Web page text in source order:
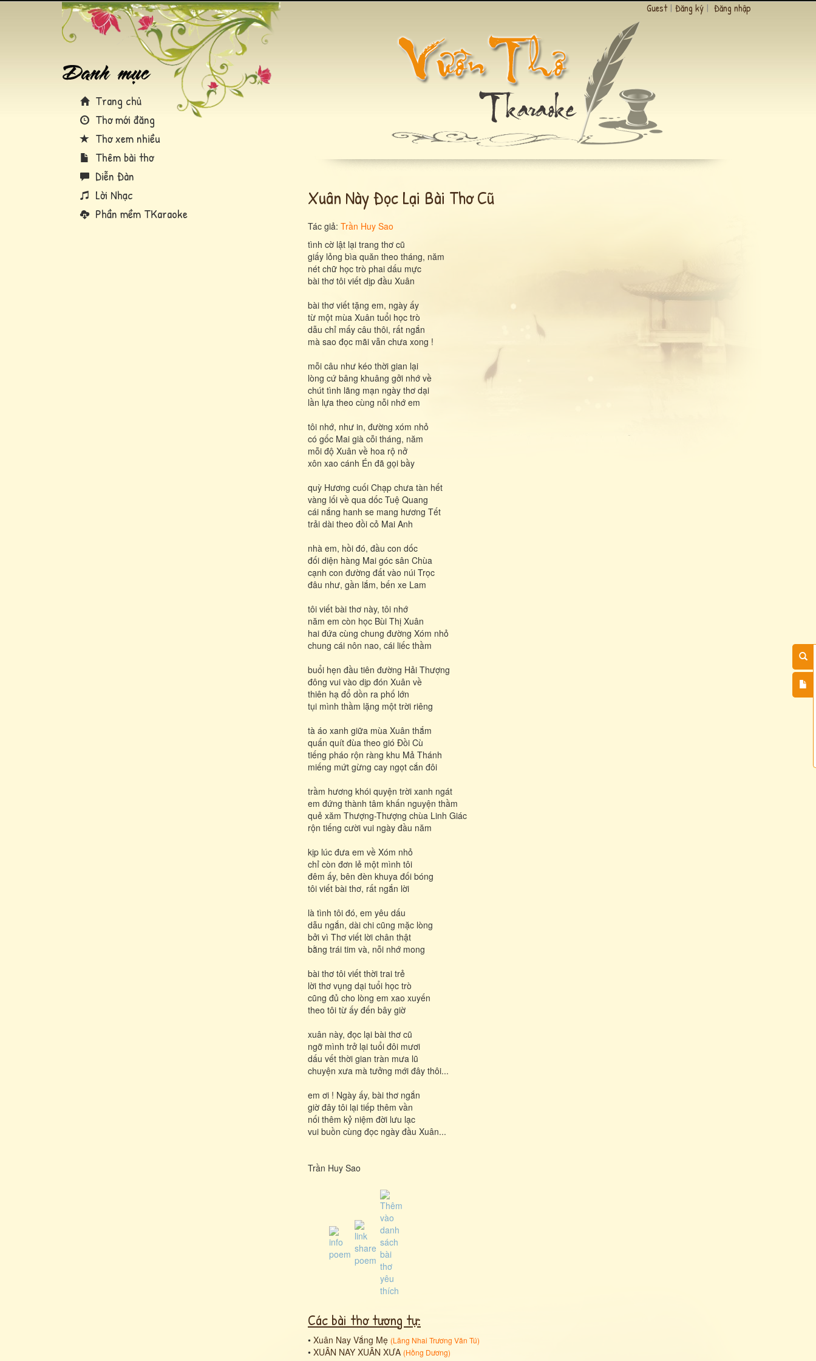
Trang chủ
Thơ mới đăng
Thơ xem nhiều
Thêm bài thơ
Diễn Đàn
Lời Nhạc
Phần mềm TKaraoke
Guest | Đăng ký | Đăng nhập
Xuân Này Đọc Lại Bài Thơ Cũ
Tác giả: Trần Huy Sao
tình cờ lật lại trang thơ cũ
giấy lỏng bìa quăn theo tháng, năm
nét chữ học trò phai dấu mực
bài thơ tôi viết dịp đầu Xuân
bài thơ viết tặng em, ngày ấy
từ một mùa Xuân tuổi học trò
dẫu chỉ mấy câu thôi, rất ngắn
mà sao đọc mãi vẫn chưa xong !
mỗi câu như kéo thời gian lại
lòng cứ bâng khuâng gởi nhớ về
chút tình lãng mạn ngày thơ dại
lần lựa theo cùng nỗi nhớ em
tôi nhớ, như in, đường xóm nhỏ
có gốc Mai già cỗi tháng, năm
mỗi độ Xuân về hoa rộ nở
xôn xao cánh Én đã gọi bầy
quỳ Hương cuối Chạp chưa tàn hết
vàng lối về qua dốc Tuệ Quang
cái nắng hanh se mang hương Tết
trải dài theo đồi cỏ Mai Anh
nhà em, hồi đó, đầu con dốc
đối diện hàng Mai góc sân Chùa
cạnh con đường đất vào núi Trọc
đâu như, gần lắm, bến xe Lam
tôi viết bài thơ này, tôi nhớ
năm em còn học Bùi Thị Xuân
hai đứa cùng chung đường Xóm nhỏ
chung cái nôn nao, cái liếc thầm
buổi hẹn đầu tiên đường Hải Thượng
đông vui vào dịp đón Xuân về
thiên hạ đổ dồn ra phố lớn
tụi mình thầm lặng một trời riêng
tà áo xanh giữa mùa Xuân thắm
quấn quít đùa theo gió Đồi Cù
tiếng pháo rộn ràng khu Mả Thánh
miếng mứt gừng cay ngọt cắn đôi
trầm hương khói quyện trời xanh ngát
em đứng thành tâm khấn nguyện thầm
quẻ xăm Thượng-Thượng chùa Linh Giác
rộn tiếng cười vui ngày đầu năm
kịp lúc đưa em về Xóm nhỏ
chỉ còn đơn lẻ một mình tôi
đêm ấy, bên đèn khuya đối bóng
tôi viết bài thơ, rất ngắn lời
là tình tôi đó, em yêu dấu
dẫu ngắn, dài chi cũng mặc lòng
bởi vì Thơ viết lời chân thật
bằng trái tim và, nỗi nhớ mong
bài thơ tôi viết thời trai trẻ
lời thơ vụng dại tuổi học trò
cũng đủ cho lòng em xao xuyến
theo tôi từ ấy đến bây giờ
xuân này, đọc lại bài thơ cũ
ngỡ mình trở lại tuổi đôi mươi
dấu vết thời gian tràn mưa lũ
chuyện xưa mà tưởng mới đây thôi...
em ơi ! Ngày ấy, bài thơ ngắn
giờ đây tôi lại tiếp thêm vần
nối thêm kỷ niệm đời lưu lạc
vui buồn cùng đọc ngày đầu Xuân...
Trần Huy Sao
Các bài thơ tương tự:
• Xuân Nay Vắng Mẹ (Lãng Nhai Trương Văn Tú)
• XUÂN NAY XUÂN XƯA (Hồng Dương)